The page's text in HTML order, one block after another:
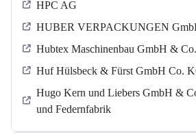
HPC AG
HUBER VERPACKUNGEN
Hubtex Maschinenbau GmbH &
Huf Hülsbeck & Fürst GmbH Co.
Hugo Kern und Liebers GmbH &
und Federnfabrik